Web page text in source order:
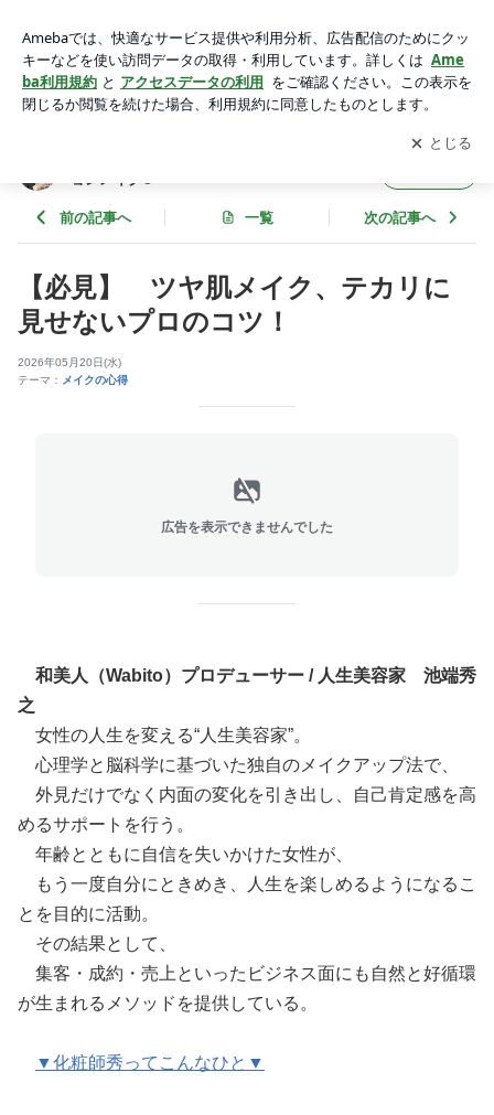
決め手は1ミリ！ビジネスコミュニケーションメイク®
アプリをダウンロードして ブログの更新通知
を受け取りまし
ょう。
開く
ョンメイク®
前の記事へ 一覧 次の記事へ
【必見】 ツヤ肌メイク、テカリに
見せないプロのコツ！
2026年05月20日(水)
テーマ： メイクの心得
広告を表示できませんでした
和美人（Wabito）プロデューサー / 人生美容家 池端秀
之
女性の人生を変える“人生美容家”。
心理学と脳科学に基づいた独自のメイクアップ法で、
外見だけでなく内面の変化を引き出し、自己肯定感を高
めるサポートを行う。
年齢とともに自信を失いかけた女性が、
もう一度自分にときめき、人生を楽しめるようになるこ
とを目的に活動。
その結果として、
集客・成約・売上といったビジネス面にも自然と好循環
が生まれるメソッドを提供している。
▼化粧師秀ってこんなひと▼